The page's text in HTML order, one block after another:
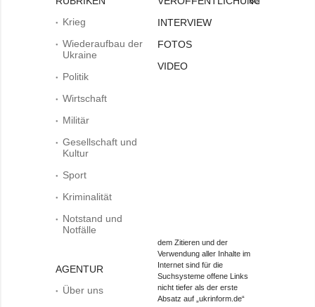
Krieg
Wiederaufbau der
Ukraine
Politik
Wirtschaft
Militär
Gesellschaft und
Kultur
Sport
Kriminalität
Notstand und
Notfälle
AGENTUR
Über uns
INTERVIEW
FOTOS
VIDEO
dem Zitieren und der
Verwendung aller Inhalte im
Internet sind für die
Suchsysteme offene Links
nicht tiefer als der erste
Absatz auf „ukrinform.de“